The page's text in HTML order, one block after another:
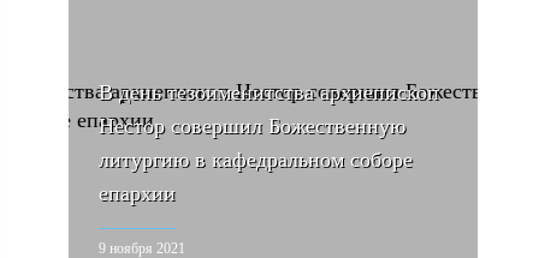
В день тезоименитства архиепископ
Нестор совершил Божественную
литургию в кафедральном соборе
епархии
9 ноября 2021